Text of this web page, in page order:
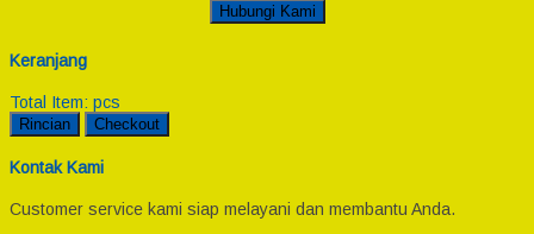
Hubungi Kami
Keranjang
Total Item: pcs
Rincian Checkout
Kontak Kami
Customer service kami siap melayani dan membantu Anda.